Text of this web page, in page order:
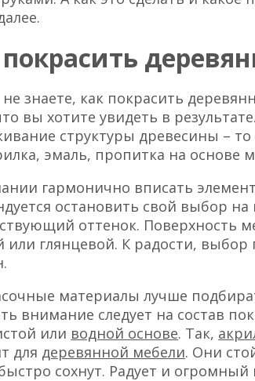
знаете, как покрасить
вы хотите увидеть в
структуры древесины –
эмаль, пропитка на основе
гармонично вписать
остановить свой выбор на
оттенок. Поверхность
или глянцевой. К радости,
материалы лучше
внимание следует на состав
или водной основе. Так,
для деревянной мебели. Они
сохнут. Радует и